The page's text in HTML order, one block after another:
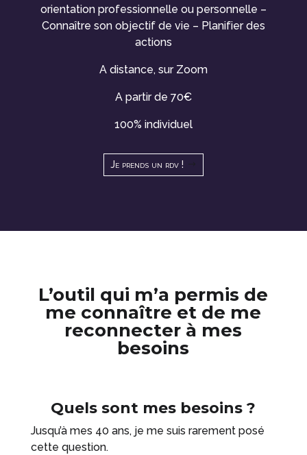
orientation professionnelle ou personnelle –
Connaître son objectif de vie – Planifier des
actions
A distance, sur Zoom
A partir de 70€
100% individuel
Je prends un rdv !
L’outil qui m’a permis de
me connaître et de me
reconnecter à mes
besoins
Quels sont mes besoins ?
Jusqu’à mes 40 ans, je me suis rarement posé
cette question.